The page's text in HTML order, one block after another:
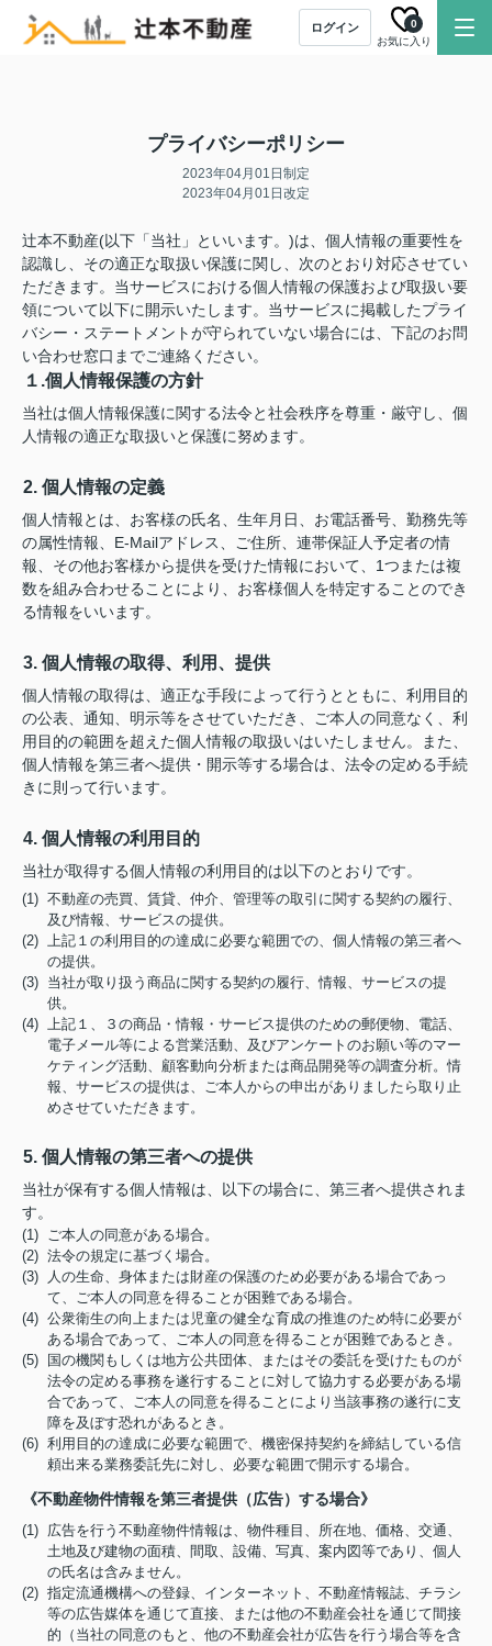
ログイン
お気に入り
0
プライバシーポリシー
2023年04月01日制定
2023年04月01日改定
辻本不動産(以下「当社」といいます。)は、個人情報の重要性を
認識し、その適正な取扱い保護に関し、次のとおり対応させてい
ただきます。当サービスにおける個人情報の保護および取扱い要
領について以下に開示いたします。当サービスに掲載したプライ
バシー・ステートメントが守られていない場合には、下記のお問
い合わせ窓口までご連絡ください。
１.個人情報保護の方針
当社は個人情報保護に関する法令と社会秩序を尊重・厳守し、個
人情報の適正な取扱いと保護に努めます。
2. 個人情報の定義
個人情報とは、お客様の氏名、生年月日、お電話番号、勤務先等
の属性情報、E-Mailアドレス、ご住所、連帯保証人予定者の情
報、その他お客様から提供を受けた情報において、1つまたは複
数を組み合わせることにより、お客様個人を特定することのでき
る情報をいいます。
3. 個人情報の取得、利用、提供
個人情報の取得は、適正な手段によって行うとともに、利用目的
の公表、通知、明示等をさせていただき、ご本人の同意なく、利
用目的の範囲を超えた個人情報の取扱いはいたしません。また、
個人情報を第三者へ提供・開示等する場合は、法令の定める手続
きに則って行います。
4. 個人情報の利用目的
当社が取得する個人情報の利用目的は以下のとおりです。
(1) 不動産の売買、賃貸、仲介、管理等の取引に関する契約の履行、
及び情報、サービスの提供。
(2) 上記１の利用目的の達成に必要な範囲での、個人情報の第三者へ
の提供。
(3) 当社が取り扱う商品に関する契約の履行、情報、サービスの提
供。
(4) 上記１、３の商品・情報・サービス提供のための郵便物、電話、
電子メール等による営業活動、及びアンケートのお願い等のマー
ケティング活動、顧客動向分析または商品開発等の調査分析。情
報、サービスの提供は、ご本人からの申出がありましたら取り止
めさせていただきます。
5. 個人情報の第三者への提供
当社が保有する個人情報は、以下の場合に、第三者へ提供されま
す。
(1) ご本人の同意がある場合。
(2) 法令の規定に基づく場合。
(3) 人の生命、身体または財産の保護のため必要がある場合であっ
て、ご本人の同意を得ることが困難である場合。
(4) 公衆衛生の向上または児童の健全な育成の推進のため特に必要が
ある場合であって、ご本人の同意を得ることが困難であるとき。
(5) 国の機関もしくは地方公共団体、またはその委託を受けたものが
法令の定める事務を遂行することに対して協力する必要がある場
合であって、ご本人の同意を得ることにより当該事務の遂行に支
障を及ぼす恐れがあるとき。
(6) 利用目的の達成に必要な範囲で、機密保持契約を締結している信
頼出来る業務委託先に対し、必要な範囲で開示する場合。
《不動産物件情報を第三者提供（広告）する場合》
(1) 広告を行う不動産物件情報は、物件種目、所在地、価格、交通、
土地及び建物の面積、間取、設備、写真、案内図等であり、個人
の氏名は含みません。
(2) 指定流通機構への登録、インターネット、不動産情報誌、チラシ
等の広告媒体を通じて直接、または他の不動産会社を通じて間接
的（当社の同意のもと、他の不動産会社が広告を行う場合等を含